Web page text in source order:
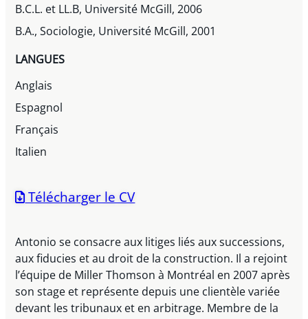
B.C.L. et LL.B, Université McGill, 2006
B.A., Sociologie, Université McGill, 2001
LANGUES
Anglais
Espagnol
Français
Italien
Télécharger le CV
Antonio se consacre aux litiges liés aux successions,
aux fiducies et au droit de la construction. Il a rejoint
l’équipe de Miller Thomson à Montréal en 2007 après
son stage et représente depuis une clientèle variée
devant les tribunaux et en arbitrage. Membre de la